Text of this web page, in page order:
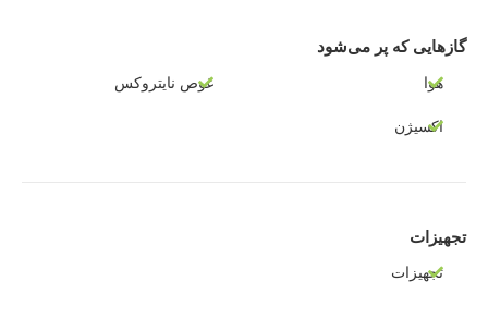
گازهایی که پر می‌شود
هوا غوص نایتروکس
اکسیژن
تجهیزات
تجهیزات